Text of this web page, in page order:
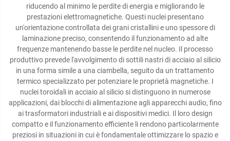
riducendo al minimo le perdite di energia e migliorando le
prestazioni elettromagnetiche. Questi nuclei presentano
un'orientazione controllata dei grani cristallini e uno spessore di
laminazione preciso, consentendo il funzionamento ad alte
frequenze mantenendo basse le perdite nel nucleo. Il processo
produttivo prevede l'avvolgimento di sottili nastri di acciaio al silicio
in una forma simile a una ciambella, seguito da un trattamento
termico specializzato per potenziare le proprietà magnetiche. I
nuclei toroidali in acciaio al silicio si distinguono in numerose
applicazioni, dai blocchi di alimentazione agli apparecchi audio, fino
ai trasformatori industriali e ai dispositivi medici. Il loro design
compatto e il funzionamento efficiente li rendono particolarmente
preziosi in situazioni in cui è fondamentale ottimizzare lo spazio e